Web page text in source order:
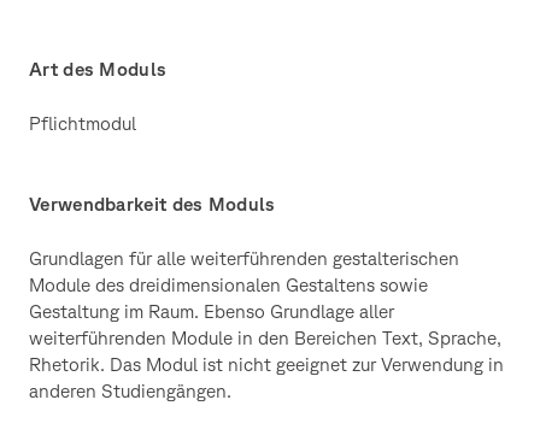
Art des Moduls
Pflichtmodul
Verwendbarkeit des Moduls
Grundlagen für alle weiterführenden gestalterischen
Module des dreidimensionalen Gestaltens sowie
Gestaltung im Raum. Ebenso Grundlage aller
weiterführenden Module in den Bereichen Text, Sprache,
Rhetorik. Das Modul ist nicht geeignet zur Verwendung in
anderen Studiengängen.